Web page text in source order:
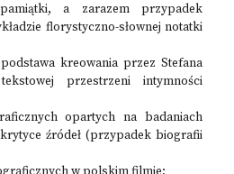
a zarazem przypadek
florystyczno-słownej notatki
kreowania przez Stefana
przestrzeni intymności
opartych na badaniach
źródeł (przypadek biografii